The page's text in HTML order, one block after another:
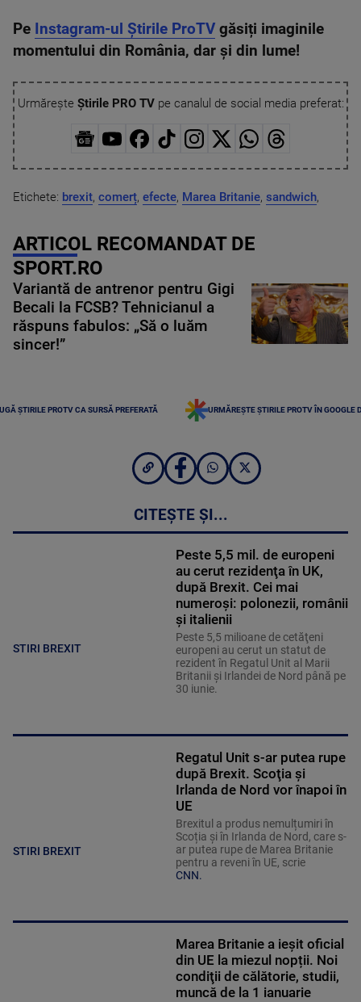
Pe Instagram-ul Știrile ProTV găsiți imaginile
momentului din România, dar și din lume!
Urmărește Știrile PRO TVpe canalul de social media preferat:
Etichete: brexit, comerț, efecte, Marea Britanie, sandwich,
ARTICOL RECOMANDAT DE
SPORT.RO
Variantă de antrenor pentru Gigi
Becali la FCSB? Tehnicianul a
răspuns fabulos: „Să o luăm
sincer!”
ȘTIRILE PROTV CA SURSĂ PREFERATĂ URMĂREȘTE ȘTIRILE PROTV ÎN GOOGLE
CITEȘTE ȘI...
STIRI BREXIT
Peste 5,5 mil. de europeni
au cerut rezidenţa în UK,
după Brexit. Cei mai
numeroşi: polonezii, românii
şi italienii
Peste 5,5 milioane de cetăţeni
europeni au cerut un statut de
rezident în Regatul Unit al Marii
Britanii şi Irlandei de Nord până pe
30 iunie.
STIRI BREXIT
Regatul Unit s-ar putea rupe
după Brexit. Scoţia şi
Irlanda de Nord vor înapoi în
UE
Brexitul a produs nemulțumiri în
Scoția și în Irlanda de Nord, care s-
ar putea rupe de Marea Britanie
pentru a reveni în UE, scrie
CNN.
Marea Britanie a ieșit oficial
din UE la miezul nopții. Noi
condiţii de călătorie, studii,
muncă de la 1 ianuarie